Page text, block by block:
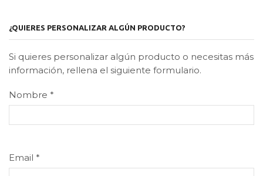
¿QUIERES PERSONALIZAR ALGÚN PRODUCTO?
Si quieres personalizar algún producto o necesitas más
información, rellena el siguiente formulario.
Nombre *
Email *